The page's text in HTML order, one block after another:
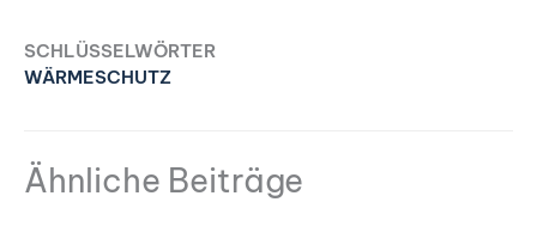
SCHLÜSSELWÖRTER
WÄRMESCHUTZ
Ähnliche Beiträge